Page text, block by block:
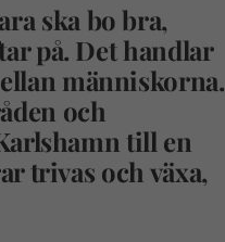
ska bo bra,
på. Det handlar
människorna.
och
till en
trivas och växa,